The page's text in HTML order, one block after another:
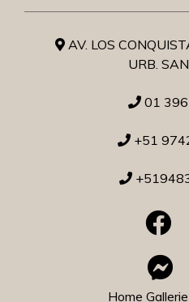
AV. LOS
URB.
01
+51
Home